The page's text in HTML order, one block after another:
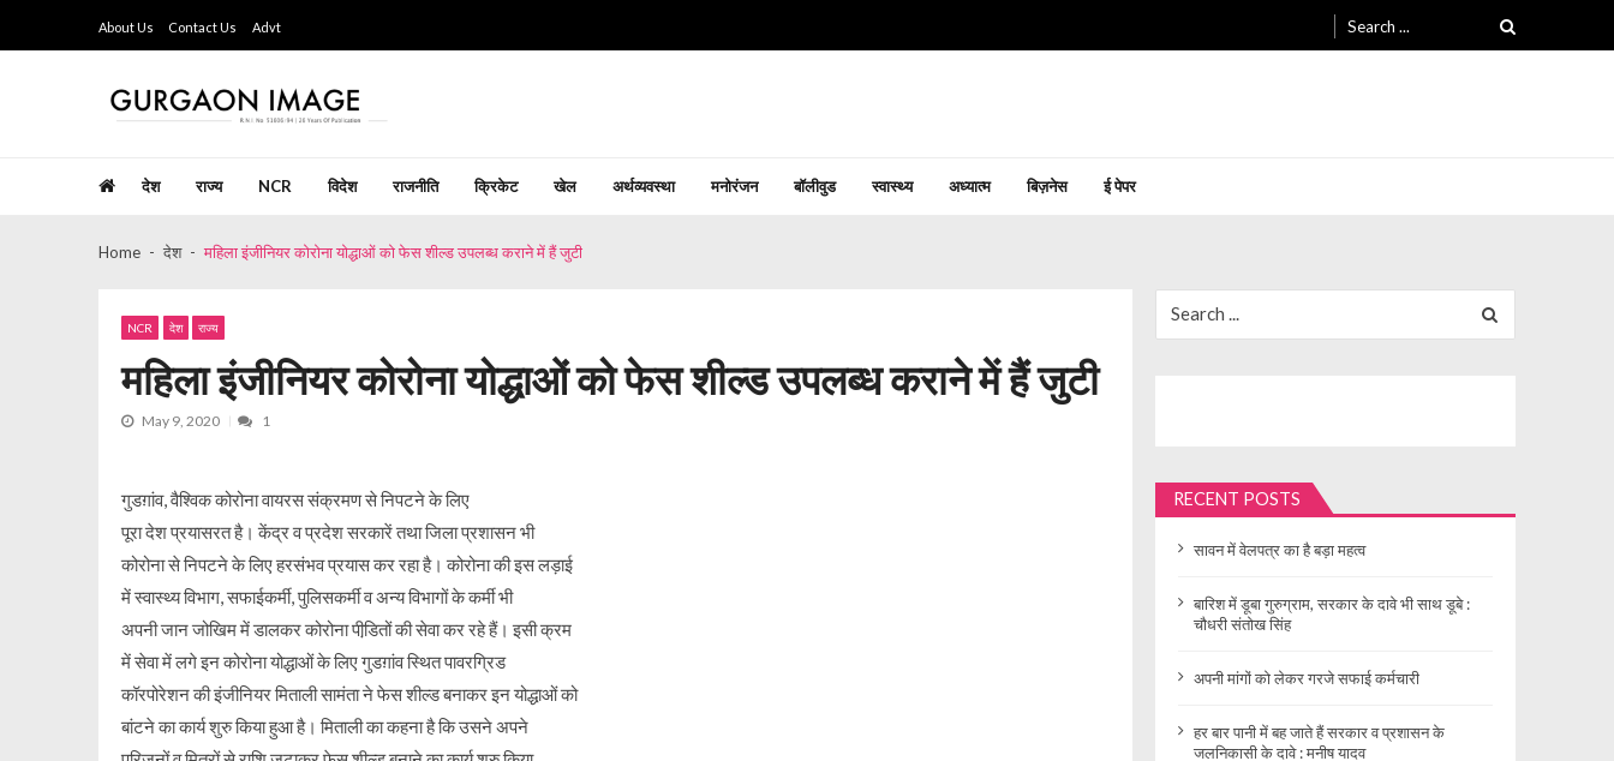
navigation
content
About Us Contact Us Advt
for:
देश राज्य NCR विदेश राजनीति क्रिकेट खेल अर्थव्यवस्था मनोरंजन बॉलीवुड स्वास्थ्य अध्यात्म बिज़नेस ई पेपर
Home देश महिला इंजीनियर कोरोना योद्धाओं को फेस शील्ड उपलब्ध कराने में हैं जुटी
NCR देश राज्य
महिला इंजीनियर कोरोना योद्धाओं को फेस शील्ड उपलब्ध कराने में हैं जुटी
May 9, 2020 1
गुडग़ांव, वैश्विक कोरोना वायरस संक्रमण से निपटने के लिए
पूरा देश प्रयासरत है। केंद्र व प्रदेश सरकारें तथा जिला प्रशासन भी
कोरोना से निपटने के लिए हरसंभव प्रयास कर रहा है। कोरोना की इस लड़ाई
में स्वास्थ्य विभाग, सफाईकर्मी, पुलिसकर्मी व अन्य विभागों के कर्मी भी
अपनी जान जोखिम में डालकर कोरोना पीडि़तों की सेवा कर रहे हैं। इसी क्रम
में सेवा में लगे इन कोरोना योद्धाओं के लिए गुडग़ांव स्थित पावरग्रिड
कॉरपोरेशन की इंजीनियर मिताली सामंता ने फेस शील्ड बनाकर इन योद्धाओं को
बांटने का कार्य शुरु किया हुआ है। मिताली का कहना है कि उसने अपने
for:
RECENT POSTS
सावन में वेलपत्र का है बड़ा महत्व
बारिश में डूबा गुरुग्राम, सरकार के दावे भी साथ डूबे :
चौधरी संतोख सिंह
अपनी मांगों को लेकर गरजे सफाई कर्मचारी
हर बार पानी में बह जाते हैं सरकार व प्रशासन के
जलनिकासी के दावे : मनीष यादव